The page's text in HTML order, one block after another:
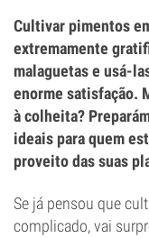
Cultivar pimentos
extremamente
malaguetas e usá-
enorme satisfação.
à colheita?
ideais para quem
proveito das suas
Se já pensou que
complicado, vai